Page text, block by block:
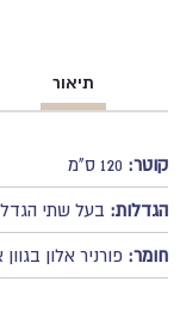
תיאור
קוטר:
הגדלות: בעל שתי הגדלות
חומר: פורניר אלון